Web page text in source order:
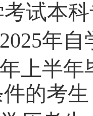
考试本
2025年自
年上半年
的考